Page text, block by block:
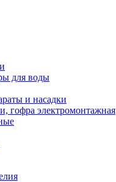
для воды
и насадки
гофра электромонтажная